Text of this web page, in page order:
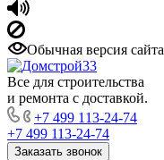
Обычная версия сайта
Все для строительства
и ремонта с доставкой.
+7 499 113-24-74
+7 499 113-24-74
Заказать звонок